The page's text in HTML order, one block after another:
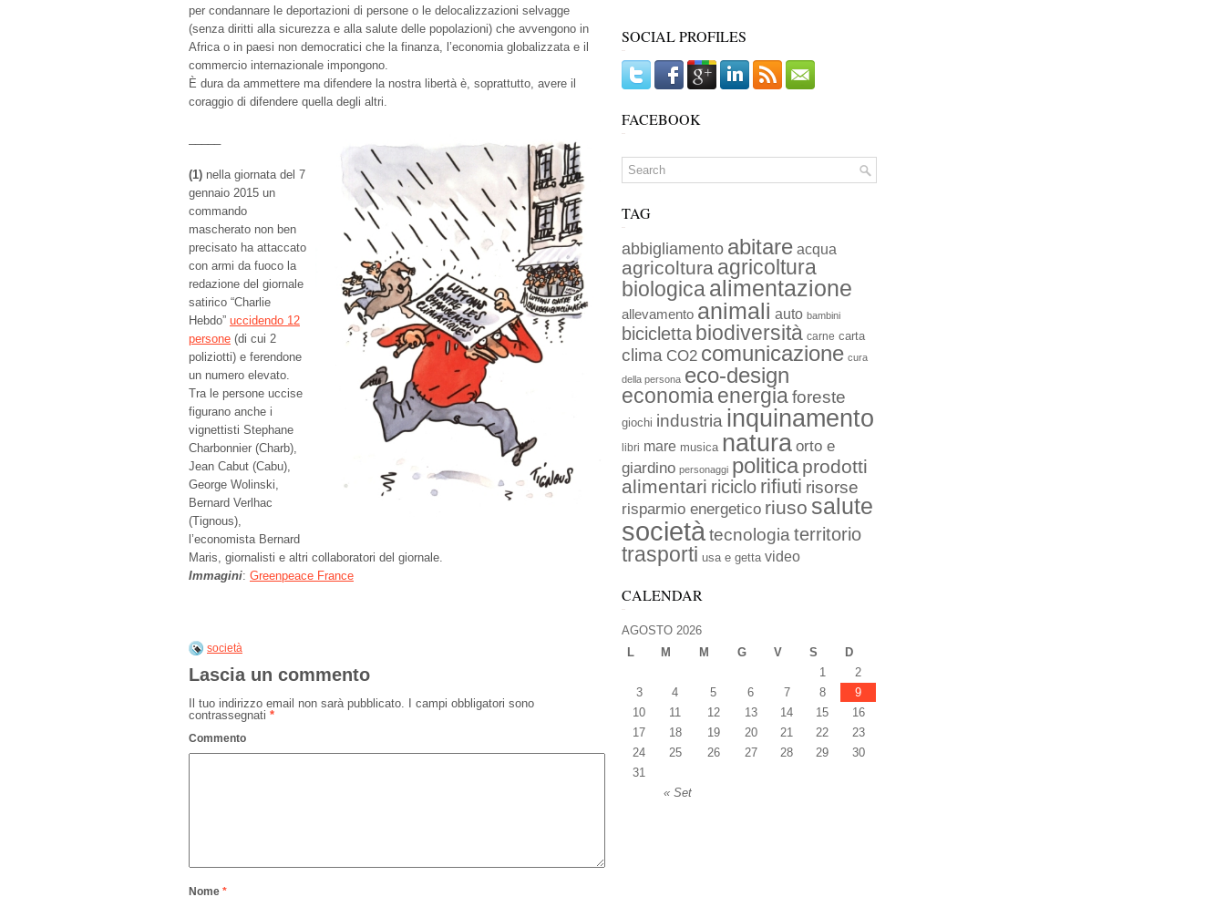
per condannare le deportazioni di persone o le delocalizzazioni selvagge
(senza diritti alla sicurezza e alla salute delle popolazioni) che avvengono in
Africa o in paesi non democratici che la finanza, l’economia globalizzata e il
commercio internazionale impongono.
È dura da ammettere ma difendere la nostra libertà è, soprattutto, avere il
coraggio di difendere quella degli altri.
(1) nella giornata del 7
gennaio 2015 un
commando
mascherato non ben
precisato ha attaccato
con armi da fuoco la
redazione del giornale
satirico “Charlie
Hebdo” uccidendo 12
persone (di cui 2
poliziotti) e ferendone
un numero elevato.
Tra le persone uccise
figurano anche i
vignettisti Stephane
Charbonnier (Charb),
Jean Cabut (Cabu),
George Wolinski,
Bernard Verlhac
(Tignous),
l’economista Bernard
Maris, giornalisti e altri collaboratori del giornale.
Immagini: Greenpeace France
società
Lascia un commento
Il tuo indirizzo email non sarà pubblicato. I campi obbligatori sono
contrassegnati *
Commento
Nome *
SOCIAL PROFILES
FACEBOOK
TAG
abbigliamento abitare acqua
agricoltura agricoltura
biologica alimentazione
allevamento animali auto bambini
bicicletta biodiversità carne carta
clima CO2 comunicazione cura
della persona eco-design
economia energiaforeste
giochi industria inquinamento
libri mare musica natura orto e
giardino personaggi politica prodotti
alimentari riciclo rifiuti risorse
risparmio energetico riuso salute
societàtecnologia territorio
trasporti usa e getta video
CALENDAR
AGOSTO 2026
L
M M G V S D
« Set
1
2
3
4 5 6 7 8
9
10
11 12 13 14 15
16
17
18 19 20 21 22
23
24
25 26 27 28 29
30
31